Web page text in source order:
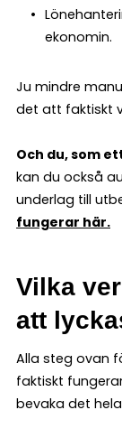
ekonomin.
Ju mindre
det att faktiskt
Och du, som
kan du också
underlag till
fungerar här.
Vilka
att
Alla steg ovan
faktiskt
bevaka det